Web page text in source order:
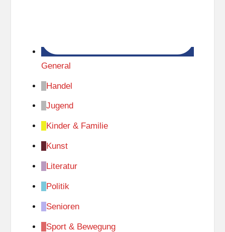
General
Handel
Jugend
Kinder & Familie
Kunst
Literatur
Politik
Senioren
Sport & Bewegung